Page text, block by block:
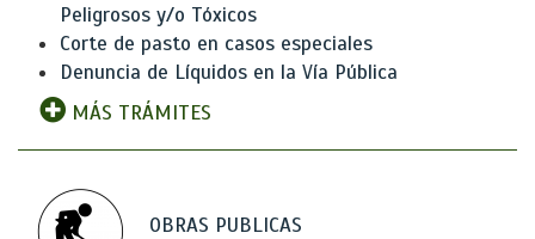
Peligrosos y/o Tóxicos
Corte de pasto en casos especiales
Denuncia de Líquidos en la Vía Pública
MÁS TRÁMITES
OBRAS PUBLICAS